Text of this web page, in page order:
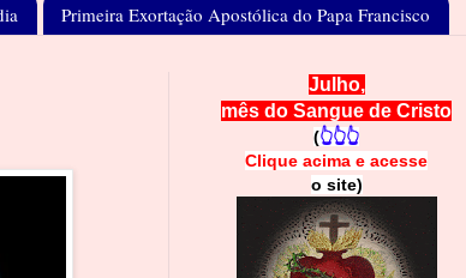
Primeira Exortação Apostólica do Papa Francisco
Julho,
mês do Sangue de Cristo
(👆👆👆
Clique acima e acesse
o site)